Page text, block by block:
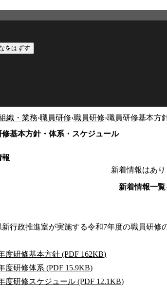
をはずす
織・業務›職員研修›職員研修›職員研修基本方
修基本方針・体系・スケジュール
報
新着情報はあり
新着情報一
新行政推進室が実施する令和7年度の職員研修
度研修基本方針 (PDF 162KB)
度研修体系 (PDF 15.9KB)
度研修スケジュール (PDF 12.1KB)